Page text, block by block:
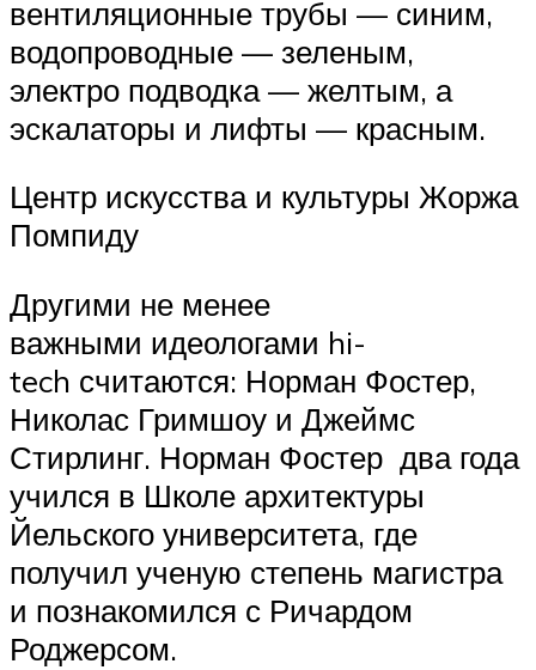
вентиляционные трубы — синим,
водопроводные — зеленым,
электро подводка — желтым, а
эскалаторы и лифты — красным.
Центр искусства и культуры Жоржа
Помпиду
Другими не менее
важными идеологами hi-
tech считаются: Норман Фостер,
Николас Гримшоу и Джеймс
Стирлинг. Норман Фостер два года
учился в Школе архитектуры
Йельского университета, где
получил ученую степень магистра
и познакомился с Ричардом
Роджерсом.